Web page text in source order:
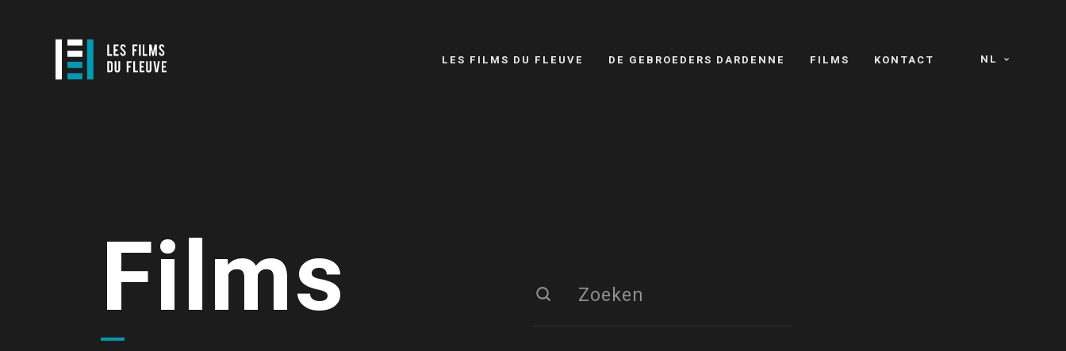
NL
LES FILMS DU FLEUVE DE GEBROEDERS DARDENNE FILMS KONTACT
Films